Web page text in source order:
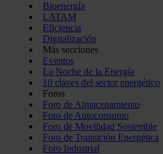
Bioenergía
LATAM
Eficiencia
Digitalización
Más secciones
Eventos
La Noche de la Energía
10 claves del sector energético
Foros
Foro de Almacenamiento
Foro de Autoconsumo
Foro de Movilidad Sostenible
Foro de Transición Energética
Foro Industrial